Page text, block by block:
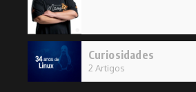
Curiosidades
2 Artigos